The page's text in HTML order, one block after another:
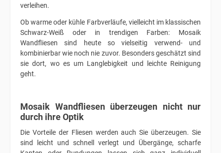
verleihen.
Ob warme oder kühle Farbverläufe, vielleicht im klassischen
Schwarz-Weiß oder in trendigen Farben: Mosaik
Wandfliesen sind heute so vielseitig verwend- und
kombinierbar wie noch nie zuvor. Besonders geschätzt sind
sie dort, wo es um Langlebigkeit und leichte Reinigung
geht.
Mosaik Wandfliesen überzeugen nicht nur
durch ihre Optik
Die Vorteile der Fliesen werden auch Sie überzeugen. Sie
sind leicht und schnell verlegt und Übergänge, scharfe